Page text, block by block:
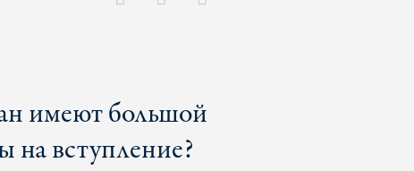
имеют большой
на вступление?